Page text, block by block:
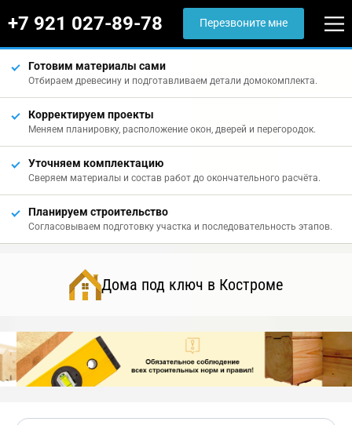
+7 921 027-89-78 Перезвоните мне
Готовим материалы сами
Отбираем древесину и подготавливаем детали домокомплекта.
Корректируем проекты
Меняем планировку, расположение окон, дверей и перегородок.
Уточняем комплектацию
Сверяем материалы и состав работ до окончательного расчёта.
Планируем строительство
Согласовываем подготовку участка и последовательность этапов.
Дома под ключ в Костроме